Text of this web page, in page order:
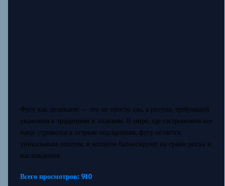
Фугу как деликатес — это не просто еда, а ритуал, требующий
уважения к традициям и знаниям. В мире, где гастрономия все
чаще стремится к острым ощущениям, фугу остается
уникальным опытом, в котором балансируют на грани риска и
наслаждения.
Всего просмотров: 910